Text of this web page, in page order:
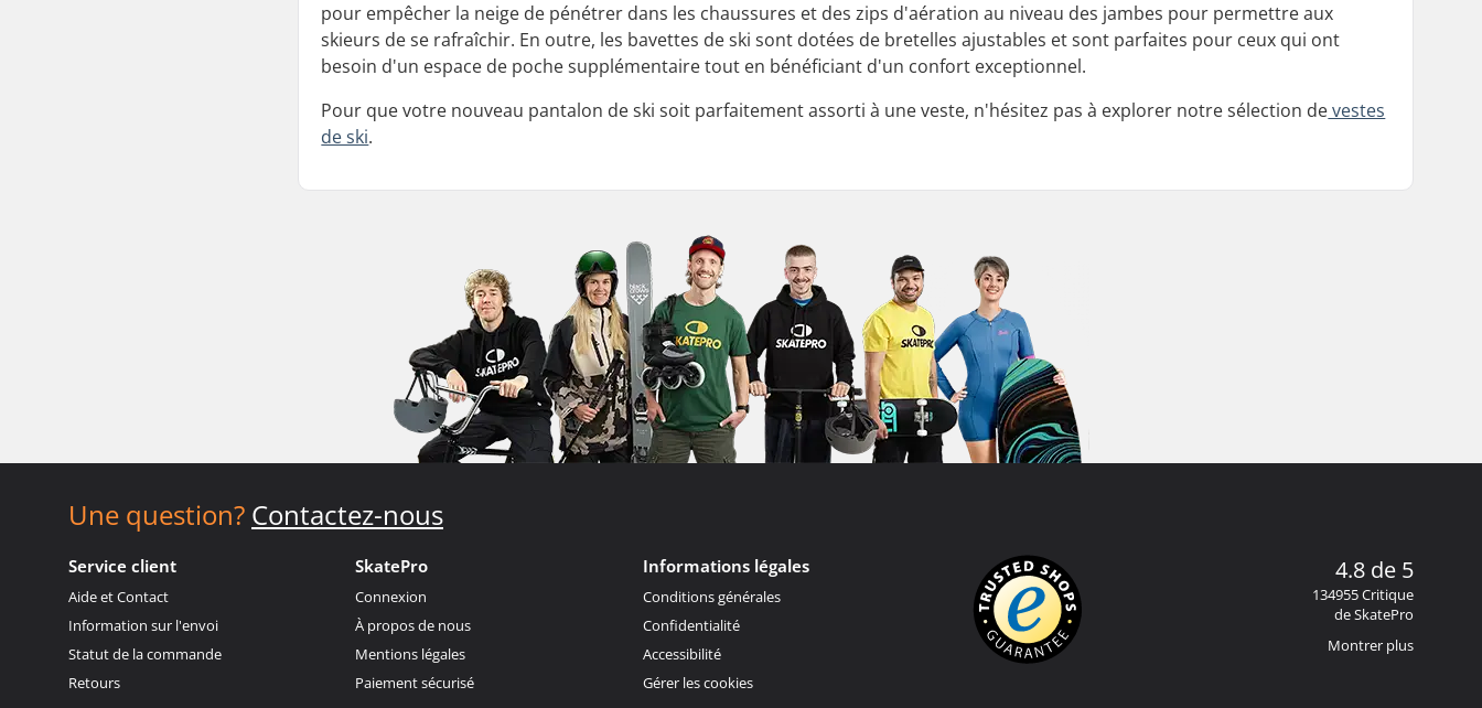
pour empêcher la neige de pénétrer dans les chaussures et des zips d'aération au niveau des jambes pour permettre aux
skieurs de se rafraîchir. En outre, les bavettes de ski sont dotées de bretelles ajustables et sont parfaites pour ceux qui ont
besoin d'un espace de poche supplémentaire tout en bénéficiant d'un confort exceptionnel.
Pour que votre nouveau pantalon de ski soit parfaitement assorti à une veste, n'hésitez pas à explorer notre sélection devestes
de ski.
Une question? Contactez-nous
Service client
Aide et Contact
Information sur l'envoi
Statut de la commande
Retours
SkatePro
Connexion
À propos de nous
Mentions légales
Paiement sécurisé
Informations légales
Conditions générales
Confidentialité
Accessibilité
Gérer les cookies
4.8 de 5
134955 Critique
de SkatePro
Montrer plus